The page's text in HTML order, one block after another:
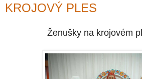
KROJOVÝ PLES
Ženušky na krojovém